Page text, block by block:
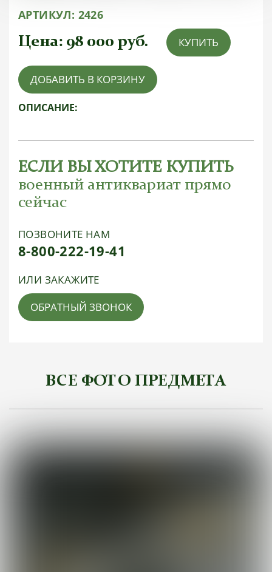
АРТИКУЛ: 2426
Цена: 98 000 руб. КУПИТЬ
ДОБАВИТЬ В КОРЗИНУ
ОПИСАНИЕ:
ЕСЛИ ВЫ ХОТИТЕ КУПИТЬ
военный антиквариат прямо
сейчас
ПОЗВОНИТЕ НАМ
8-800-222-19-41
ИЛИ ЗАКАЖИТЕ
ОБРАТНЫЙ ЗВОНОК
ВСЕ ФОТО ПРЕДМЕТА